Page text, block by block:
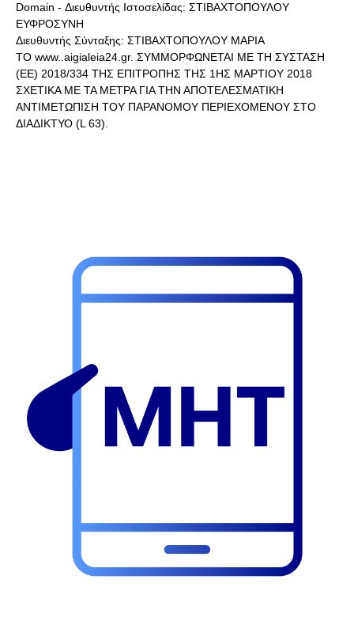
Domain - Διευθυντής Ιστοσελίδας: ΣΤΙΒΑΧΤΟΠΟΥΛΟΥ
ΕΥΦΡΟΣΥΝΗ
Διευθυντής Σύνταξης: ΣΤΙΒΑΧΤΟΠΟΥΛΟΥ ΜΑΡΙΑ
ΤΟ www..aigialeia24.gr. ΣΥΜΜΟΡΦΩΝΕΤΑΙ ΜΕ ΤΗ ΣΥΣΤΑΣΗ
(ΕΕ) 2018/334 ΤΗΣ ΕΠΙΤΡΟΠΗΣ ΤΗΣ 1ΗΣ ΜΑΡΤΙΟΥ 2018
ΣΧΕΤΙΚΑ ΜΕ ΤΑ ΜΕΤΡΑ ΓΙΑ ΤΗΝ ΑΠΟΤΕΛΕΣΜΑΤΙΚΗ
ΑΝΤΙΜΕΤΩΠΙΣΗ ΤΟΥ ΠΑΡΑΝΟΜΟΥ ΠΕΡΙΕΧΟΜΕΝΟΥ ΣΤΟ
ΔΙΑΔΙΚΤΥΟ (L 63).